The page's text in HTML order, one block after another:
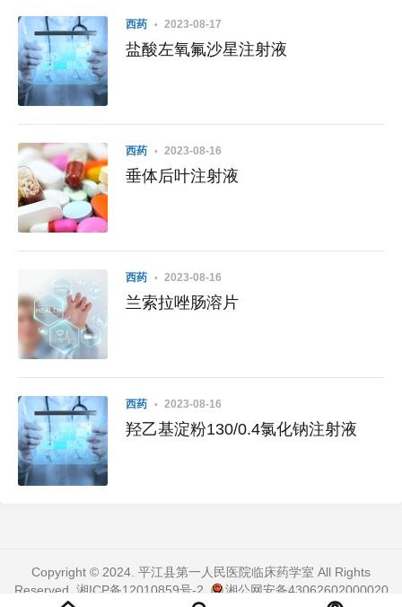
西药 2023-08-17
盐酸左氧氟沙星注射液
西药 2023-08-16
垂体后叶注射液
西药 2023-08-16
兰索拉唑肠溶片
西药 2023-08-16
羟乙基淀粉130/0.4氯化钠注射液
Copyright © 2024. 平江县第一人民医院临床药学室 All Rights
Reserved. 湘ICP备12010859号-2
湘公网安备43062602000020